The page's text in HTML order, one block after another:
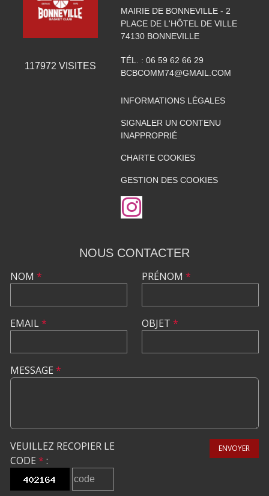
117972 VISITES
MAIRIE DE BONNEVILLE - 2
PLACE DE L'HÔTEL DE VILLE
74130 BONNEVILLE
TÉL. : 06 59 62 66 29
BCBCOMM74@GMAIL.COM
INFORMATIONS LÉGALES
SIGNALER UN CONTENU
INAPPROPRIÉ
CHARTE COOKIES
GESTION DES COOKIES
NOUS CONTACTER
NOM *
EMAIL*
PRÉNOM *
OBJET *
MESSAGE *
VEUILLEZ RECOPIER LE
CODE * :
ENVOYER